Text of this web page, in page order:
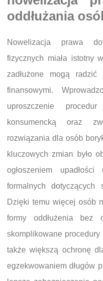
oddłużania
Nowelizacja prawa
fizycznych miała istotny
zadłużone mogą
finansowymi.
uproszczenie
konsumencką oraz
rozwiązania dla osób
kluczowych zmian było
ogłoszeniem
formalnych dotyczących
Dzięki temu więcej osób
formy oddłużenia bez
skomplikowane procedury
także większą ochronę
egzekwowaniem długów